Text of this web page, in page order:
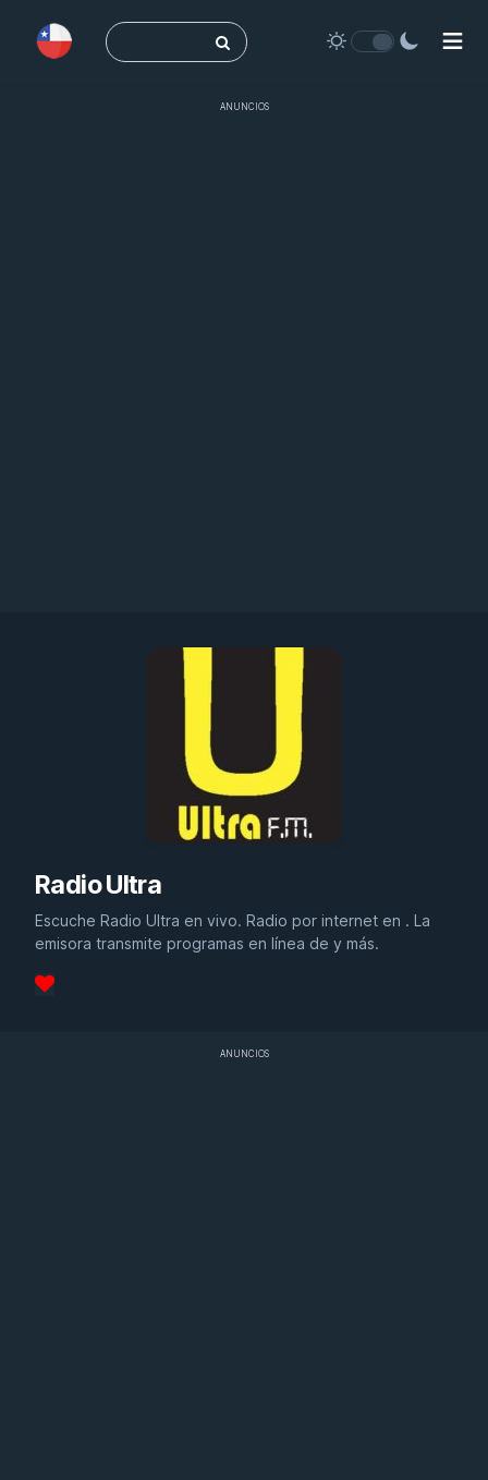
Buscar:
ANUNCIOS
Radio Ultra
Escuche Radio Ultra en vivo. Radio por internet en . La
emisora transmite programas en línea de y más.
ANUNCIOS